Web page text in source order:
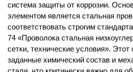
система защиты от коррозии.
элементом является стальная
соответствовать строгим
74 «Проволока стальная
сетки, технические условия». Этот
заданные химический состав и